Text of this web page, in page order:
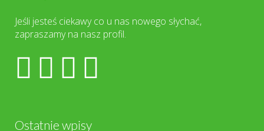
Jeśli jesteś ciekawy co u nas nowego słychać,
zapraszamy na nasz profil.
Ostatnie wpisy